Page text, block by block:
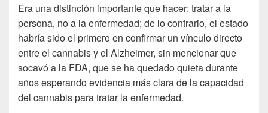
Era una distinción importante que hacer: tratar a la
persona, no a la enfermedad; de lo contrario, el estado
habría sido el primero en confirmar un vínculo directo
entre el cannabis y el Alzheimer, sin mencionar que
socavó a la FDA, que se ha quedado quieta durante
años esperando evidencia más clara de la capacidad
del cannabis para tratar la enfermedad.